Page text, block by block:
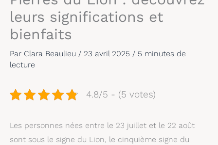
leurs significations et
bienfaits
Par Clara Beaulieu / 23 avril 2025 / 5 minutes de
lecture
4.8/5 - (5 votes)
Les personnes nées entre le 23 juillet et le 22 août
sont sous le signe du Lion, le cinquième signe du